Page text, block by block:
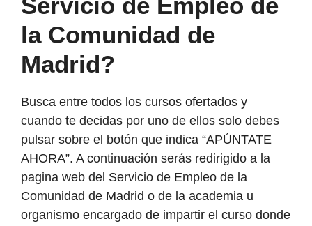
la Comunidad de
Madrid?
Busca entre todos los cursos ofertados y
cuando te decidas por uno de ellos solo debes
pulsar sobre el botón que indica “APÚNTATE
AHORA”. A continuación serás redirigido a la
pagina web del Servicio de Empleo de la
Comunidad de Madrid o de la academia u
organismo encargado de impartir el curso donde